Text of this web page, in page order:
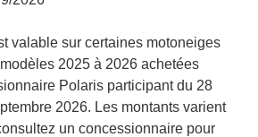
valable sur certaines motoneiges
2025 à 2026 achetées
Polaris participant du 28
2026. Les montants varient
un concessionnaire pour